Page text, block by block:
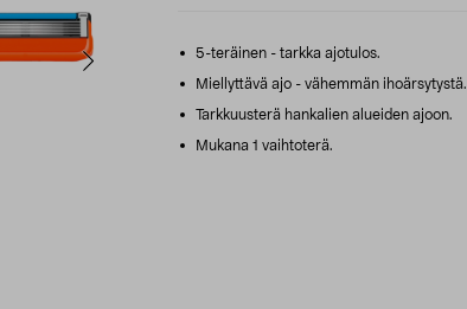
5-teräinen - tarkka ajotulos.
Miellyttävä ajo - vähemmän ihoärsytystä.
Tarkkuusterä hankalien alueiden ajoon.
Mukana 1 vaihtoterä.